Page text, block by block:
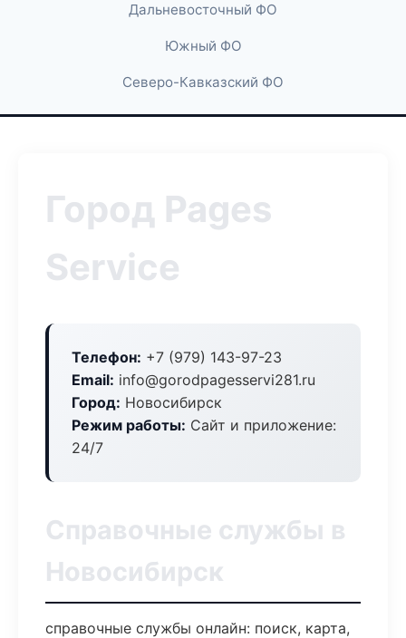
Дальневосточный ФО
Южный ФО
Северо-Кавказский ФО
Город Pages
Service
Телефон: +7 (979) 143-97-23
Email: info@gorodpagesservi281.ru
Город: Новосибирск
Режим работы: Сайт и приложение:
24/7
Справочные службы в
Новосибирск
справочные службы онлайн: поиск, карта,